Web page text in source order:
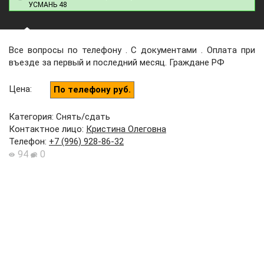
УСМАНЬ 48
Все вопросы по телефону . С документами . Оплата при
въезде за первый и последний месяц. Граждане РФ
Цена: По телефону руб.
Категория: Снять/сдать
Контактное лицо: Кристина Олеговна
Телефон: +7 (996) 928-86-32
94 0